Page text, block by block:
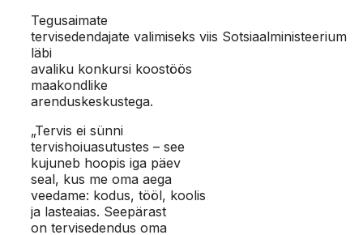
Tegusaimate
tervisedendajate valimiseks viis Sotsiaalministeerium
läbi
avaliku konkursi koostöös
maakondlike
arenduskeskustega.
„Tervis ei sünni
tervishoiuasutustes – see
kujuneb hoopis iga päev
seal, kus me oma aega
veedame: kodus, tööl, koolis
ja lasteaias. Seepärast
on tervisedendus oma